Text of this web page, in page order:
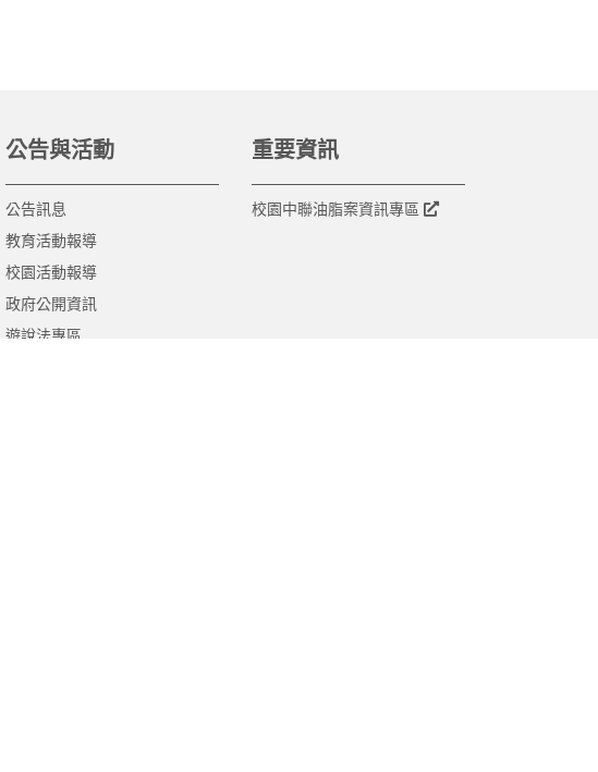
公告與活動
公告訊息
教育活動報導
校園活動報導
政府公開資訊
遊說法專區
重要資訊
校園中聯油脂案資訊專區